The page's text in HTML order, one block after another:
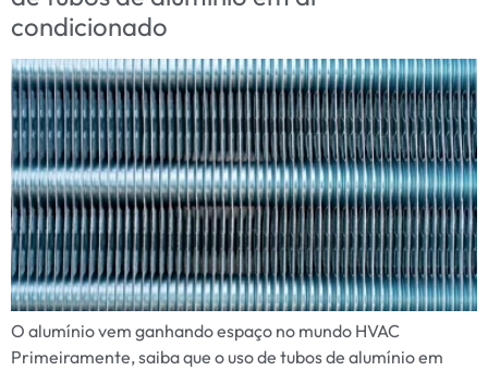
condicionado
O alumínio vem ganhando espaço no mundo HVAC
Primeiramente, saiba que o uso de tubos de alumínio em